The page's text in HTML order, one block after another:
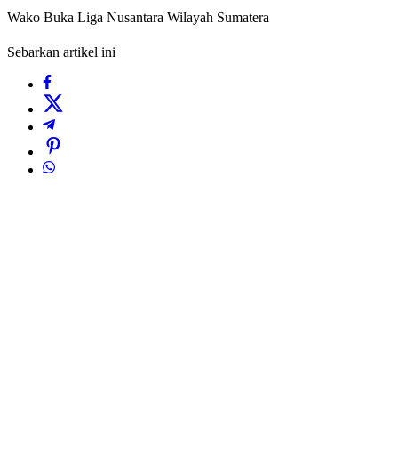
Wako Buka Liga Nusantara Wilayah Sumatera
Sebarkan artikel ini